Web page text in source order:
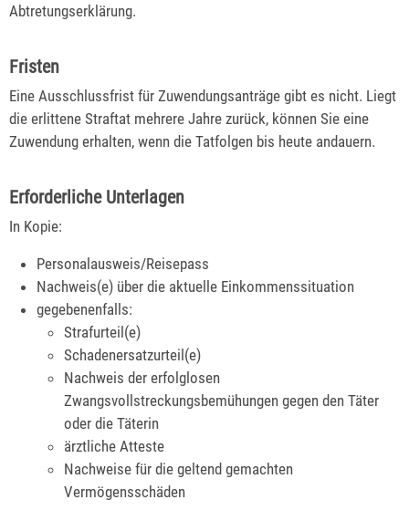
Abtretungserklärung.
Fristen
Eine Ausschlussfrist für Zuwendungsanträge gibt es nicht. Liegt
die erlittene Straftat mehrere Jahre zurück, können Sie eine
Zuwendung erhalten, wenn die Tatfolgen bis heute andauern.
Erforderliche Unterlagen
In Kopie:
Personalausweis/Reisepass
Nachweis(e) über die aktuelle Einkommenssituation
gegebenenfalls:
Strafurteil(e)
Schadenersatzurteil(e)
Nachweis der erfolglosen
Zwangsvollstreckungsbemühungen gegen den Täter
oder die Täterin
ärztliche Atteste
Nachweise für die geltend gemachten
Vermögensschäden